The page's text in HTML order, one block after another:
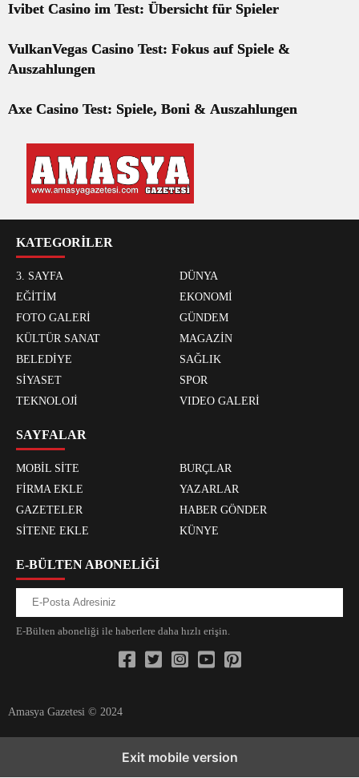
Ivibet Casino im Test: Übersicht für Spieler
VulkanVegas Casino Test: Fokus auf Spiele &
Auszahlungen
Axe Casino Test: Spiele, Boni & Auszahlungen
KATEGORİLER
3. SAYFA
DÜNYA
EĞİTİM
EKONOMİ
FOTO GALERİ
GÜNDEM
KÜLTÜR SANAT
MAGAZİN
BELEDİYE
SAĞLIK
SİYASET
SPOR
TEKNOLOJİ
VIDEO GALERİ
SAYFALAR
MOBİL SİTE
BURÇLAR
FİRMA EKLE
YAZARLAR
GAZETELER
HABER GÖNDER
SİTENE EKLE
KÜNYE
E-BÜLTEN ABONELİĞİ
E-Bülten aboneliği ile haberlere daha hızlı erişin.
Amasya Gazetesi © 2024
Exit mobile version
yarrak dinimi binisi virin sitilir 3131 ^^xyarrak bonusa veren dinoma